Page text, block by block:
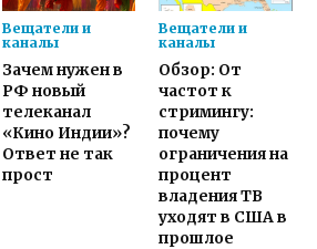
Вещатели и
каналы
Зачем нужен в
РФ новый
телеканал
«Кино Индии»?
Ответ не так
прост
Вещатели и
каналы
Обзор: От
частот к
стримингу:
почему
ограничения на
процент
владения ТВ
уходят в США в
прошлое